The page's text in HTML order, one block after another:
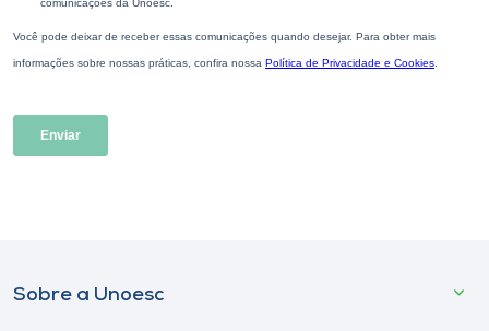
Sobre a Unoesc